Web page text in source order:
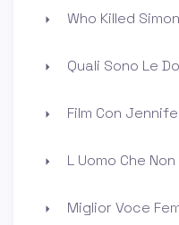
Who Killed
Quali Sono Le
Film Con
L Uomo Che
Miglior Voce